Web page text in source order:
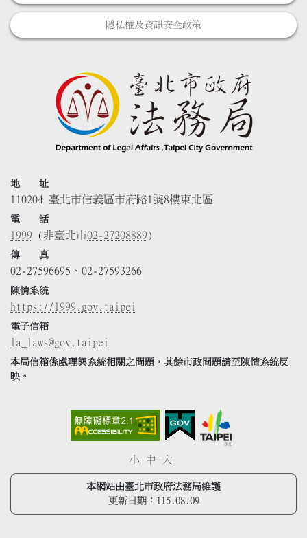
隱私權及資訊安全政策
地 址
110204 臺北市信義區市府路1號8樓東北區
電 話
1999 (非臺北市02-27208889)
傳 真
02-27596695、02-27593266
陳情系統
https://1999.gov.taipei
電子信箱
la_laws@gov.taipei
本局信箱係處理與系統相關之問題，其餘市政問題請至陳情系統反
映。
小 中 大
本網站由臺北市政府法務局維護
更新日期： 115.08.09